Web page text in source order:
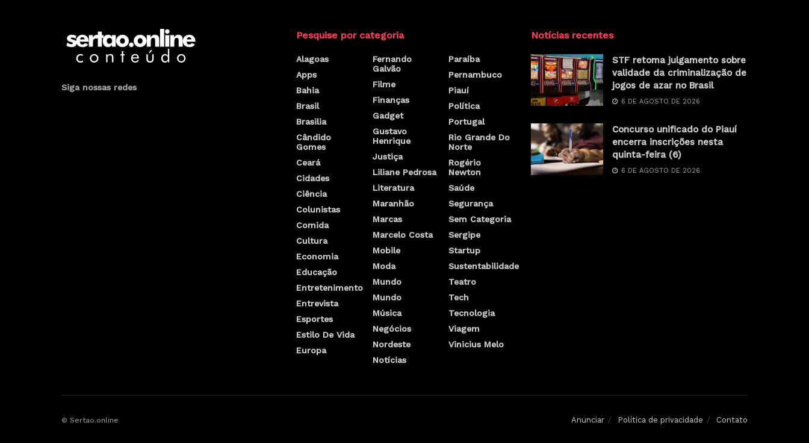
Siga nossas redes
Pesquise por categoria
Alagoas
Apps
Bahia
Brasil
Brasilia
Cândido
Gomes
Ceará
Cidades
Ciência
Colunistas
Comida
Cultura
Economia
Educação
Entretenimento
Entrevista
Esportes
Estilo De Vida
Europa
Fernando
Galvão
Filme
Finanças
Gadget
Gustavo
Henrique
Justiça
Liliane Pedrosa
Literatura
Maranhão
Marcas
Marcelo Costa
Mobile
Moda
Mundo
Mundo
Música
Negócios
Nordeste
Notícias
Paraíba
Pernambuco
Piauí
Política
Portugal
Rio Grande Do
Norte
Rogério
Newton
Saúde
Segurança
Sem Categoria
Sergipe
Startup
Sustentabilidade
Teatro
Tech
Tecnologia
Viagem
Vinicius Melo
Notícias recentes
STF retoma julgamento sobre
validade da criminalização de
jogos de azar no Brasil
6 DE AGOSTO DE 2026
Concurso unificado do Piauí
encerra inscrições nesta
quinta-feira (6)
6 DE AGOSTO DE 2026
Anunciar Política de privacidade Contato
© Sertao.online